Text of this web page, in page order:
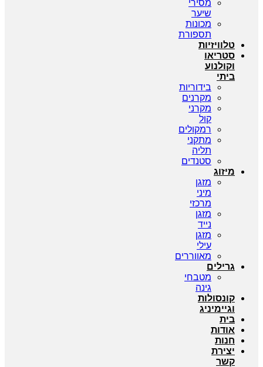
מסירי
שיער
מכונות
תספורת
טלוויזיות
סטריאו
וקולנוע
ביתי
בידוריות
מקרנים
מקרני
קול
רמקולים
מתקני
תליה
סטנדים
מיזוג
מזגן
מיני
מרכזי
מזגן
נייד
מזגן
עילי
מאווררים
גרילים
מטבחי
גינה
קונסולות
וגיימיניג
בית
אודות
חנות
יצירת
קשר